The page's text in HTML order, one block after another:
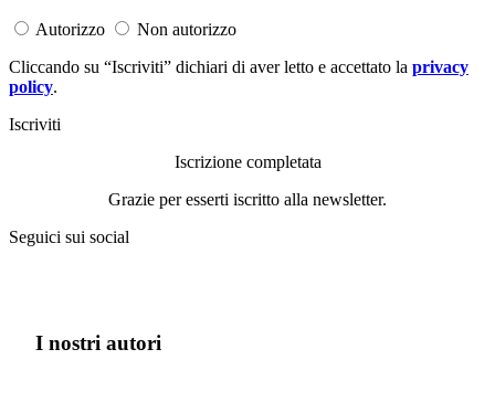
Autorizzo
Non autorizzo
Cliccando su “Iscriviti” dichiari di aver letto e accettato la privacy
policy.
Iscriviti
Iscrizione completata
Grazie per esserti iscritto alla newsletter.
Seguici sui social
I nostri autori